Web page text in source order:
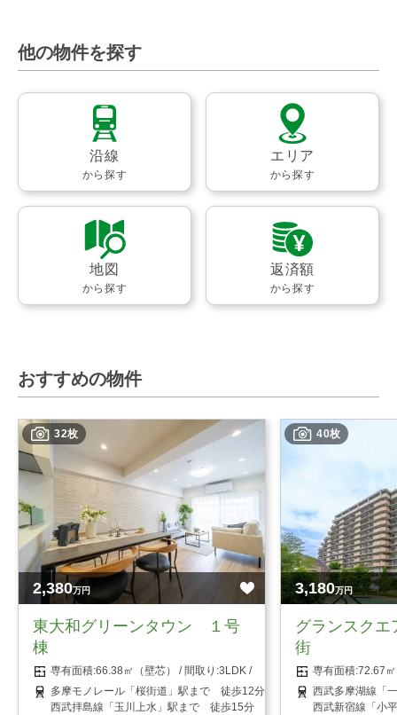
他の物件を探す
沿線
から探す
エリア
から探す
地図
から探す
返済額
から探す
おすすめの物件
32枚
2,380万円
東大和グリーンタウン １号
棟
66.38㎡（壁芯）
3LDK
多摩モノレール「桜街道」駅まで 徒歩12分
西武拝島線「玉川上水」駅まで 徒歩15分
40枚
3,180万円
グランスクエ
街
72.67
西武多摩湖線「
西武新宿線「小